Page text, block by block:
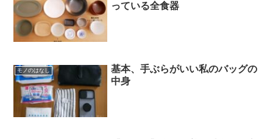
っている全食器
モノのはなし
基本、手ぶらがいい私のバッグの
中身